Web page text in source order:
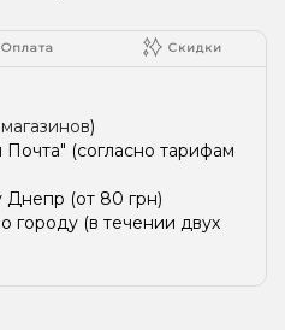
Оплата Скидки
)
(согласно тарифам
Днепр (от 80 грн)
городу (в течении двух